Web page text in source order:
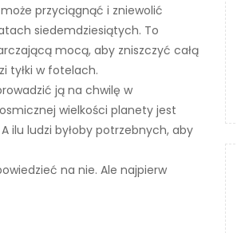
przyciągnąć i zniewolić
siedemdziesiątych. To
mocą, aby zniszczyć całą
tyłki w fotelach.
ją na chwilę w
wielkości planety jest
ilu ludzi byłoby potrzebnych, aby
na nie. Ale najpierw